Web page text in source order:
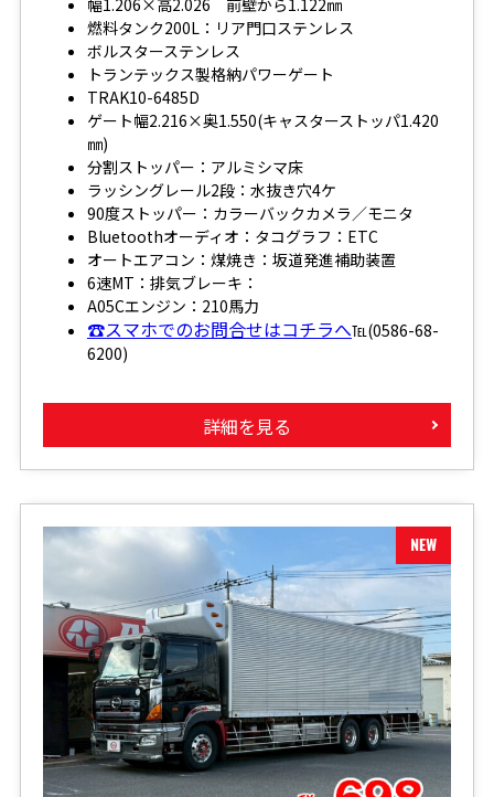
幅1.206×高2.026 前壁から1.122㎜
燃料タンク200L：リア門口ステンレス
ボルスターステンレス
トランテックス製格納パワーゲート
TRAK10-6485D
ゲート幅2.216×奥1.550(キャスターストッパ1.420
㎜)
分割ストッパー：アルミシマ床
ラッシングレール2段：水抜き穴4ケ
90度ストッパー：カラーバックカメラ／モニタ
Bluetoothオーディオ：タコグラフ：ETC
オートエアコン：煤焼き：坂道発進補助装置
6速MT：排気ブレーキ：
A05Cエンジン：210馬力
☎スマホでのお問合せはコチラへ℡(0586-68-
6200)
詳細を見る